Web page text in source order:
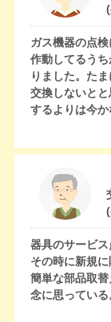
ガス機器の点
作動してるう
りました。た
交換しないと
するよりは今か
器具のサービス
その時に新規
簡単な部品取
念に思っている